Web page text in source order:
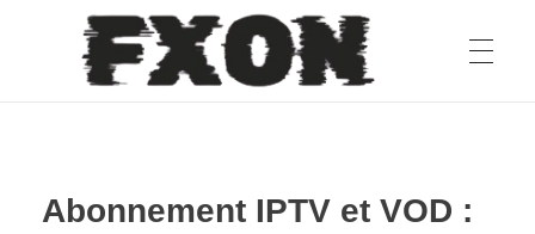
fxon
Abonnement IPTV et VOD :